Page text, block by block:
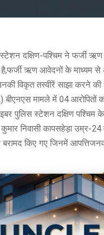
दक्षिण-पश्चिम ने फर्जी
ऋण आवेदनों के माध्यम से
उनकी विकृत तस्वीरें साझा
मामले में 04 आरोपितों को
पुलिस स्टेशन दक्षिण
निवासी कापसहेड़ा उम्र-
किए गए जिनमें